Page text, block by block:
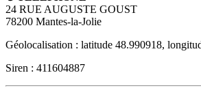
24 RUE AUGUSTE GOUST
78200 Mantes-la-Jolie
Géolocalisation : latitude 48.990918,
Siren : 411604887